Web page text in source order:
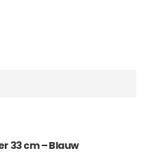
33 cm – Blauw